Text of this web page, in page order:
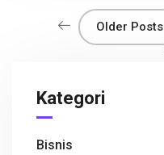
o
k
p
p
Older Posts
Kategori
Bisnis